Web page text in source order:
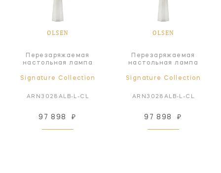
OLSEN
Перезаряжаемая
настольная лампа
Signature Collection
ARN3028ALB-L-CL
97 898 ₽
OLSEN
Перезаряжаемая
настольная лампа
Signature Collection
ARN3028ALB-L-CL
97 898 ₽